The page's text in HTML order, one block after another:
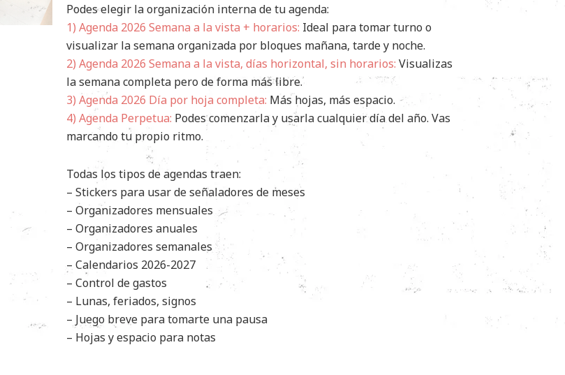
Podes elegir la organización interna de tu agenda:
1) Agenda 2026 Semana a la vista + horarios: Ideal para tomar turno o
visualizar la semana organizada por bloques mañana, tarde y noche.
2) Agenda 2026 Semana a la vista, días horizontal, sin horarios: Visualizas
la semana completa pero de forma más libre.
3) Agenda 2026 Día por hoja completa: Más hojas, más espacio.
4) Agenda Perpetua: Podes comenzarla y usarla cualquier día del año. Vas
marcando tu propio ritmo.
Todas los tipos de agendas traen:
– Stickers para usar de señaladores de meses
– Organizadores mensuales
– Organizadores anuales
– Organizadores semanales
– Calendarios 2026-2027
– Control de gastos
– Lunas, feriados, signos
– Juego breve para tomarte una pausa
– Hojas y espacio para notas